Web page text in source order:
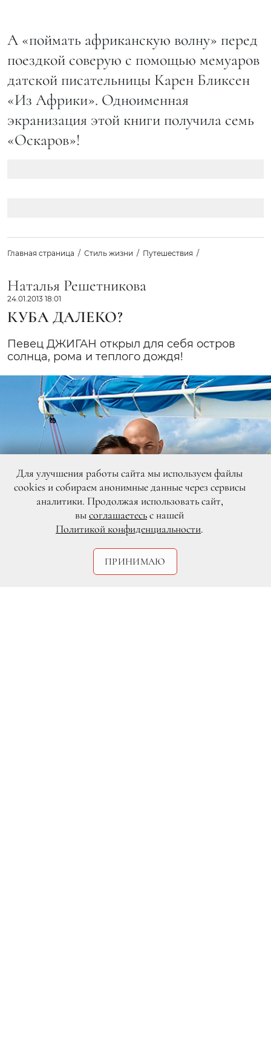
А «поймать африканскую волну» перед
поездкой соверую с помощью мемуаров
датской писательницы Карен Бликсен
«Из Африки». Одноименная
экранизация этой книги получила семь
«Оскаров»!
Главная страница Стиль жизни Путешествия
Наталья Решетникова
24.01.2013 18:01
КУБА ДАЛЕКО?
Певец ДЖИГАН открыл для себя остров
солнца, рома и теплого дождя!
Для улучшения работы сайта мы используем файлы
cookies и собираем анонимные данные через сервисы
аналитики. Продолжая использовать сайт,
высоглашаетесьс нашей
Политикой конфиденциальности.
ПРИНИМАЮ